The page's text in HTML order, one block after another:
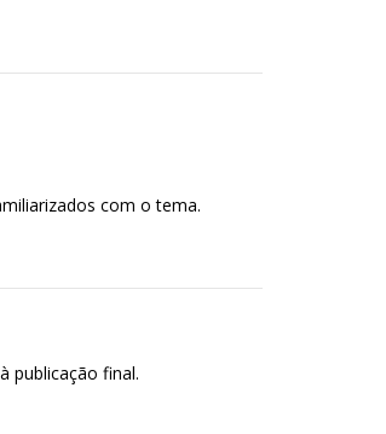
com o tema.
publicação final.